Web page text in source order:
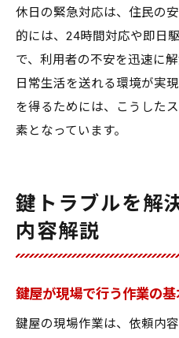
休日の緊急対応は、住民の
的には、24時間対応や即日
で、利用者の不安を迅速に
日常生活を送れる環境が実
を得るためには、こうした
素となっています。
鍵トラブルを解
内容解説
鍵屋が現場で行う作業の
鍵屋の現場作業は、依頼内